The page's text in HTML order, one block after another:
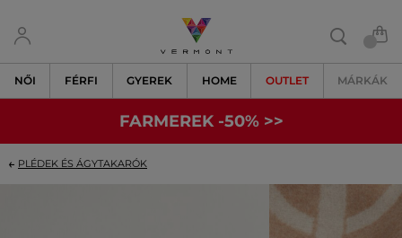
NŐI FÉRFI GYEREK HOME OUTLET MÁRKÁK
FARMEREK -50% >>
PLÉDEK ÉS ÁGYTAKARÓK